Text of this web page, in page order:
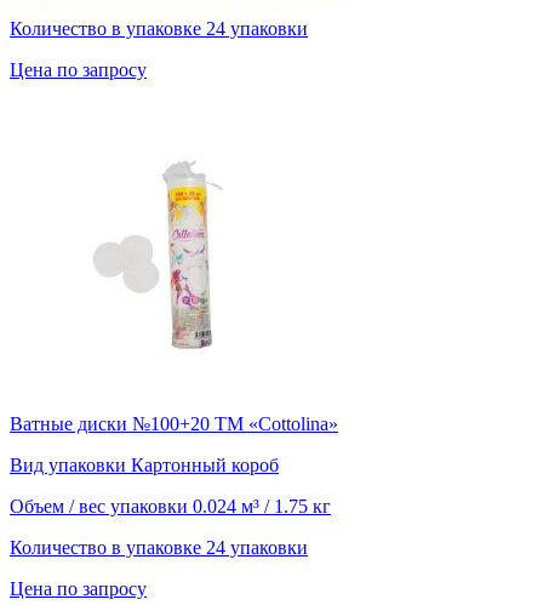
Количество в упаковке 24 упаковки
Цена по запросу
Ватные диски №100+20 ТМ «Cottolina»
Вид упаковки Картонный короб
Объем / вес упаковки 0.024 м³ / 1.75 кг
Количество в упаковке 24 упаковки
Цена по запросу